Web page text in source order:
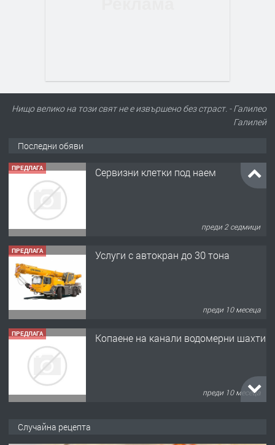
Нищо велико на този свят не е извършено без страст. - Галилео
Галилей
Последни обяви
ПРЕДЛАГА Сервизни клетки под наем
преди 2 седмици
ПРЕДЛАГА Услуги с автокран до 30 тона
преди 10 месеца
ПРЕДЛАГА Копаене на канали водомерни шахти
преди 10 месеца
Случайна рецепта